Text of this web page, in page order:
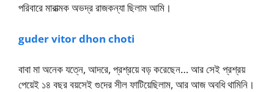
পরিবারে মারাত্মক অভদ্র রাজকন্যা ছিলাম আমি।
guder vitor dhon choti
বাবা মা অনেক যত্নে, আদরে, প্রশ্রয়ে বড় করেছেন… আর সেই প্রশ্রয়
পেয়েই ১৪ বছর বয়সেই গুদের সীল ফাটিয়েছিলাম, আর আজ অবধি থামিনি।